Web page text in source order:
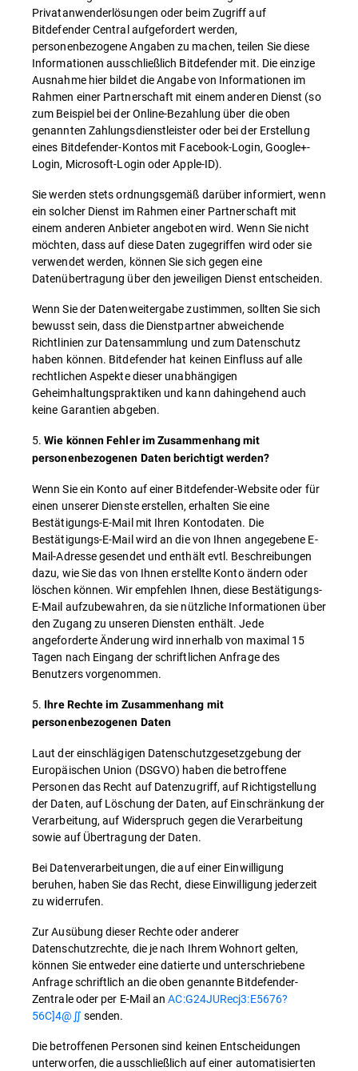
Privatanwenderlösungen oder beim Zugriff auf
Bitdefender Central aufgefordert werden,
personenbezogene Angaben zu machen, teilen Sie diese
Informationen ausschließlich Bitdefender mit. Die einzige
Ausnahme hier bildet die Angabe von Informationen im
Rahmen einer Partnerschaft mit einem anderen Dienst (so
zum Beispiel bei der Online-Bezahlung über die oben
genannten Zahlungsdienstleister oder bei der Erstellung
eines Bitdefender-Kontos mit Facebook-Login, Google+-
Login, Microsoft-Login oder Apple-ID).
Sie werden stets ordnungsgemäß darüber informiert, wenn
ein solcher Dienst im Rahmen einer Partnerschaft mit
einem anderen Anbieter angeboten wird. Wenn Sie nicht
möchten, dass auf diese Daten zugegriffen wird oder sie
verwendet werden, können Sie sich gegen eine
Datenübertragung über den jeweiligen Dienst entscheiden.
Wenn Sie der Datenweitergabe zustimmen, sollten Sie sich
bewusst sein, dass die Dienstpartner abweichende
Richtlinien zur Datensammlung und zum Datenschutz
haben können. Bitdefender hat keinen Einfluss auf alle
rechtlichen Aspekte dieser unabhängigen
Geheimhaltungspraktiken und kann dahingehend auch
keine Garantien abgeben.
5.Wie können Fehler im Zusammenhang mit
personenbezogenen Daten berichtigt werden?
Wenn Sie ein Konto auf einer Bitdefender-Website oder für
einen unserer Dienste erstellen, erhalten Sie eine
Bestätigungs-E-Mail mit Ihren Kontodaten. Die
Bestätigungs-E-Mail wird an die von Ihnen angegebene E-
Mail-Adresse gesendet und enthält evtl. Beschreibungen
dazu, wie Sie das von Ihnen erstellte Konto ändern oder
löschen können. Wir empfehlen Ihnen, diese Bestätigungs-
E-Mail aufzubewahren, da sie nützliche Informationen über
den Zugang zu unseren Diensten enthält. Jede
angeforderte Änderung wird innerhalb von maximal 15
Tagen nach Eingang der schriftlichen Anfrage des
Benutzers vorgenommen.
5. Ihre Rechte im Zusammenhang mit
personenbezogenen Daten
Laut der einschlägigen Datenschutzgesetzgebung der
Europäischen Union (DSGVO) haben die betroffene
Personen das Recht auf Datenzugriff, auf Richtigstellung
der Daten, auf Löschung der Daten, auf Einschränkung der
Verarbeitung, auf Widerspruch gegen die Verarbeitung
sowie auf Übertragung der Daten.
Bei Datenverarbeitungen, die auf einer Einwilligung
beruhen, haben Sie das Recht, diese Einwilligung jederzeit
zu widerrufen.
Zur Ausübung dieser Rechte oder anderer
Datenschutzrechte, die je nach Ihrem Wohnort gelten,
können Sie entweder eine datierte und unterschriebene
Anfrage schriftlich an die oben genannte Bitdefender-
Zentrale oder per E-Mail anAC:G24JURecj3:E5676?
56C]4@∬ senden.
Die betroffenen Personen sind keinen Entscheidungen
unterworfen, die ausschließlich auf einer automatisierten